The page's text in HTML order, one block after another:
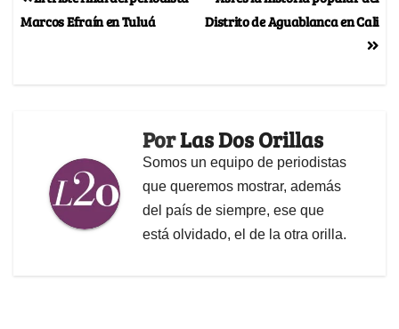
Distrito de Aguablanca en Cali
Marcos Efraín en Tuluá
PorLas Dos Orillas
Somos un equipo de periodistas
que queremos mostrar, además
del país de siempre, ese que
está olvidado, el de la otra orilla.